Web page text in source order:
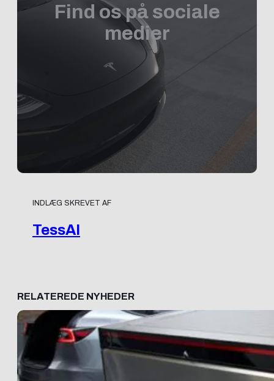
Find os på sociale
medier
INDLÆG SKREVET AF
TessAI
RELATEREDE NYHEDER